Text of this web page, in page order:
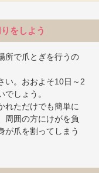
をしよう
所で爪とぎを行うの
い。おおよそ10日～2
しょう。
れただけでも簡単に
周囲の方にけがを負
が爪を割ってしまう